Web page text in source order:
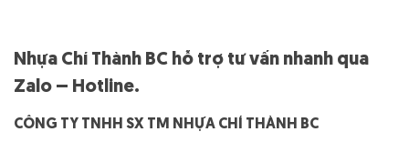
Nhựa Chí Thành BC hỗ trợ tư vấn nhanh qua
Zalo – Hotline.
CÔNG TY TNHH SX TM NHỰA CHÍ THÀNH BC